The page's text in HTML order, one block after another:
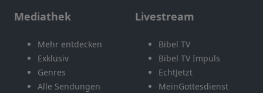
Mediathek
Mehr entdecken
Exklusiv
Genres
Alle Sendungen
Livestream
Bibel TV
Bibel TV Impuls
EchtJetzt
MeinGottesdienst